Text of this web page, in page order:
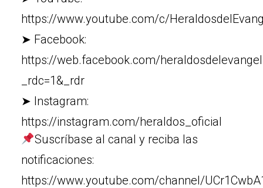
https://www.youtube.com/c/
➤ Facebook:
https://web.facebook.com/
_rdc=1&_rdr
➤ Instagram:
https://instagram.com/heraldos_oficial
Suscríbase al canal y reciba las
notificaciones:
https://www.youtube.com/channel/